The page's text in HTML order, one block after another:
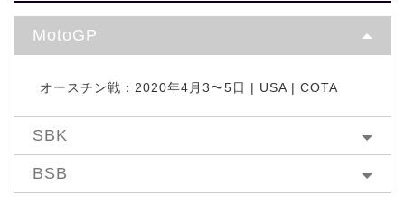
MotoGP
オースチン戦：2020年4月3〜5日 | USA | COTA
SBK
BSB